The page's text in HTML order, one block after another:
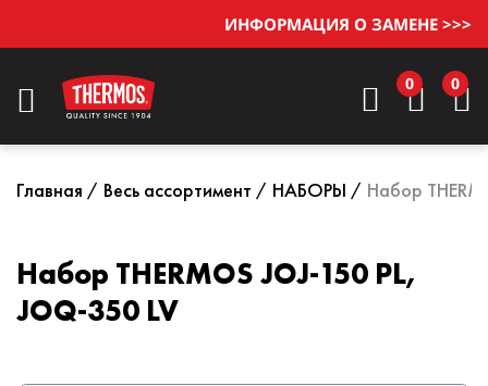
ИНФОРМАЦИЯ О ЗАМЕНЕ >>>
0 0
Главная Весь ассортимент НАБОРЫ Набор
Набор THERMOS JOJ-150 PL,
JOQ-350 LV